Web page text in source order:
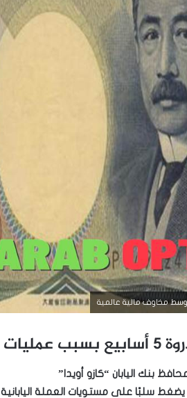
وسط مخاوف مالية عالمية
بنك اليابان “كازو أويدا”
يضغط سلبًا على مستويات العملة اليابانية